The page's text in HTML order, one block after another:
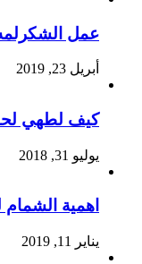
عمل
أبريل 23, 2019
كيف لطهي
يوليو 31, 2018
اهمية الشمام
يناير 11, 2019